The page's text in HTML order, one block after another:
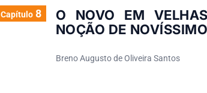
Capítulo8
O NOVO EM
NOÇÃO DE
Breno Augusto de Oliveira Santos